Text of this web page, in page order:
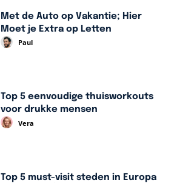
Met de Auto op Vakantie; Hier
Moet je Extra op Letten
Paul
Top 5 eenvoudige thuisworkouts
voor drukke mensen
Vera
Top 5 must-visit steden in Europa